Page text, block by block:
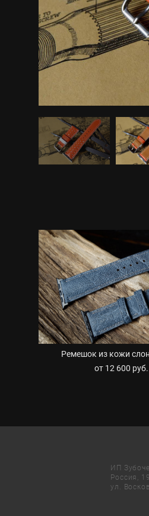
Ремешок из кожи
от 12 600 pуб.
ИП
Россия,
ул.